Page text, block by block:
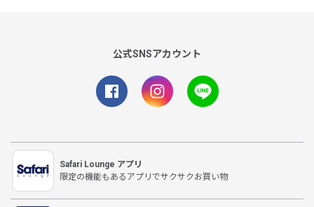
公式SNSアカウント
Safari Lounge アプリ
限定の機能もあるアプリでサクサクお買い物